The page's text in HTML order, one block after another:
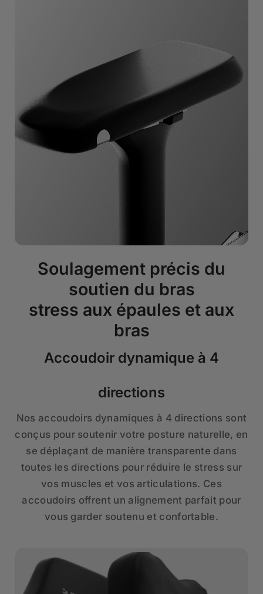
Soulagement précis du
soutien du bras
stress aux épaules et aux
bras
Accoudoir dynamique à 4
directions
Nos accoudoirs dynamiques à 4 directions sont
conçus pour soutenir votre posture naturelle, en
se déplaçant de manière transparente dans
toutes les directions pour réduire le stress sur
vos muscles et vos articulations. Ces
accoudoirs offrent un alignement parfait pour
vous garder soutenu et confortable.